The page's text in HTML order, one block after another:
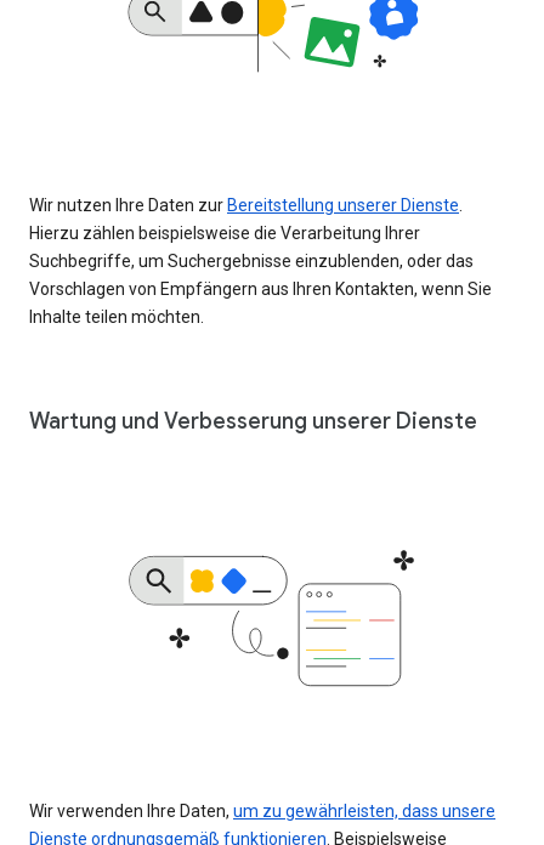
Wir nutzen Ihre Daten zur Bereitstellung unserer Dienste
Hierzu zählen beispielsweise die Verarbeitung Ihrer
Suchbegriffe, um Suchergebnisse einzublenden, oder das
Vorschlagen von Empfängern aus Ihren Kontakten, wenn Sie
Inhalte teilen möchten.
Wartung und Verbesserung unserer Dienste
Wir verwenden Ihre Daten, um zu gewährleisten, dass unsere
Dienste ordnungsgemäß funktionieren . Beispielsweise